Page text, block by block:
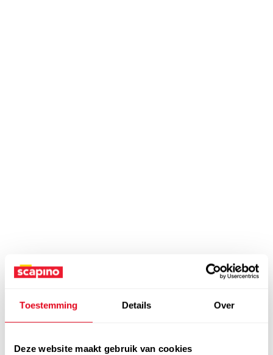
Toestemming Details Over
Deze website maakt gebruik van cookies